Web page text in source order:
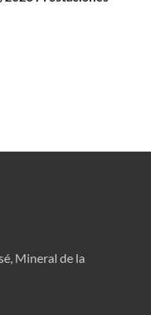
Mineral de la